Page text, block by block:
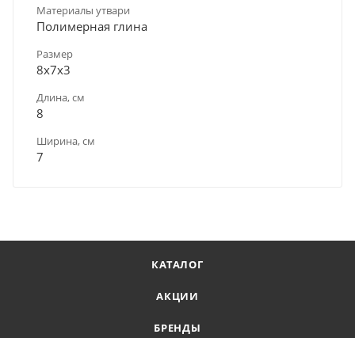
Материалы утвари
Полимерная глина
Размер
8х7х3
Длина, см
8
Ширина, см
7
КАТАЛОГ
АКЦИИ
БРЕНДЫ